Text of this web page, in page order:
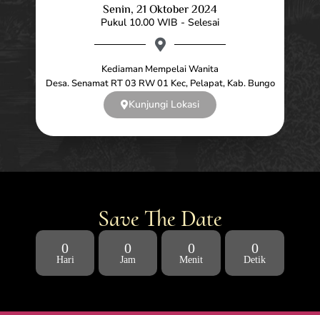
Senin, 21 Oktober 2024
Pukul 10.00 WIB - Selesai
Kediaman Mempelai Wanita
Desa. Senamat RT 03 RW 01 Kec, Pelapat, Kab. Bungo
Kunjungi Lokasi
Save The Date
0
Hari
0
Jam
0
Menit
0
Detik